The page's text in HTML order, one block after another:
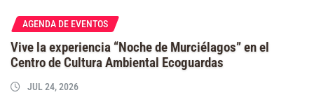
AGENDA DE EVENTOS
Vive la experiencia “Noche de Murciélagos” en el
Centro de Cultura Ambiental Ecoguardas
JUL 24, 2026